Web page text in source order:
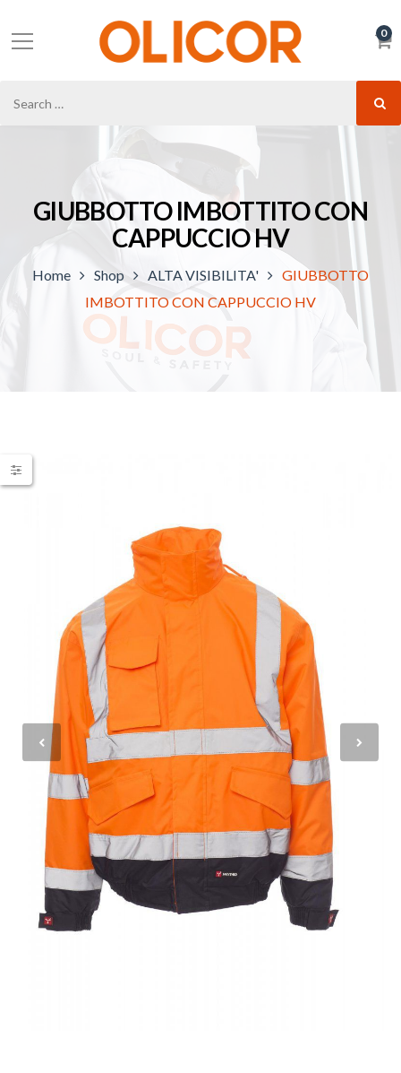
0
GIUBBOTTO IMBOTTITO CON
CAPPUCCIO HV
Home Shop ALTA VISIBILITA'
GIUBBOTTO
IMBOTTITO CON CAPPUCCIO HV